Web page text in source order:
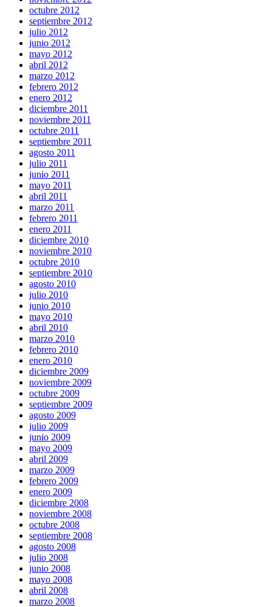
octubre 2012
septiembre 2012
julio 2012
junio 2012
mayo 2012
abril 2012
marzo 2012
febrero 2012
enero 2012
diciembre 2011
noviembre 2011
octubre 2011
septiembre 2011
agosto 2011
julio 2011
junio 2011
mayo 2011
abril 2011
marzo 2011
febrero 2011
enero 2011
diciembre 2010
noviembre 2010
octubre 2010
septiembre 2010
agosto 2010
julio 2010
junio 2010
mayo 2010
abril 2010
marzo 2010
febrero 2010
enero 2010
diciembre 2009
noviembre 2009
octubre 2009
septiembre 2009
agosto 2009
julio 2009
junio 2009
mayo 2009
abril 2009
marzo 2009
febrero 2009
enero 2009
diciembre 2008
noviembre 2008
octubre 2008
septiembre 2008
agosto 2008
julio 2008
junio 2008
mayo 2008
abril 2008
marzo 2008